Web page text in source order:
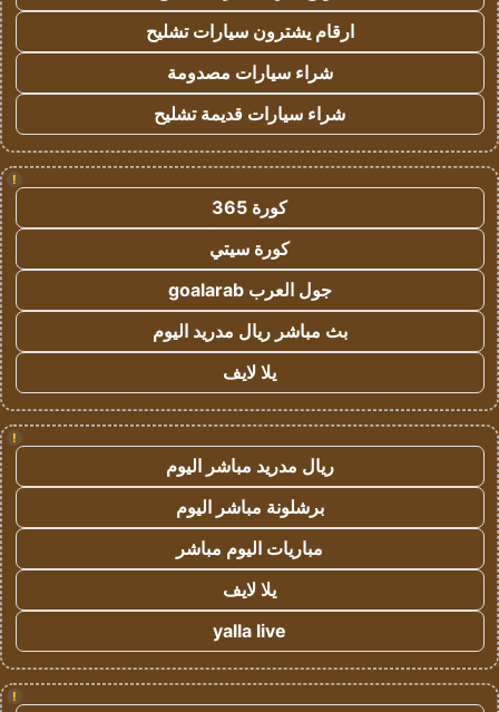
ارقام يشترون سيارات تشليح
شراء سيارات مصدومة
شراء سيارات قديمة تشليح
!
كورة 365
كورة سيتي
جول العرب goalarab
بث مباشر ريال مدريد اليوم
يلا لايف
!
ريال مدريد مباشر اليوم
برشلونة مباشر اليوم
مباريات اليوم مباشر
يلا لايف
yalla live
!